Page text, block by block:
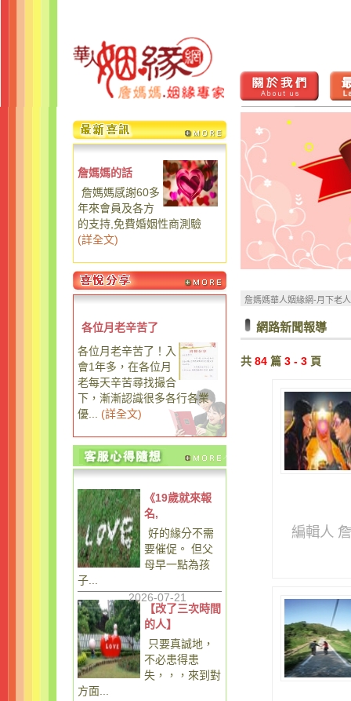
詹媽媽的話
詹媽媽感謝60多
年來會員及各方
的支持,免費婚姻性商測驗
(詳全文)
各位月老辛苦了
各位月老辛苦了！入
會1年多，在各位月
老每天辛苦尋找撮合
下，漸漸認識很多各行各業
優...
(詳全文)
《19歲就來報
名,
好的緣分不需
要催促。 但父
母早一點為孩
子...
2026-07-21
【改了三次時間
的人】
只要真誠地，
不必患得患
失，，，來到對
方面...
詹媽媽華人姻緣網-月下老
網路新聞報導
共 84 篇 3 - 3 頁
編輯人